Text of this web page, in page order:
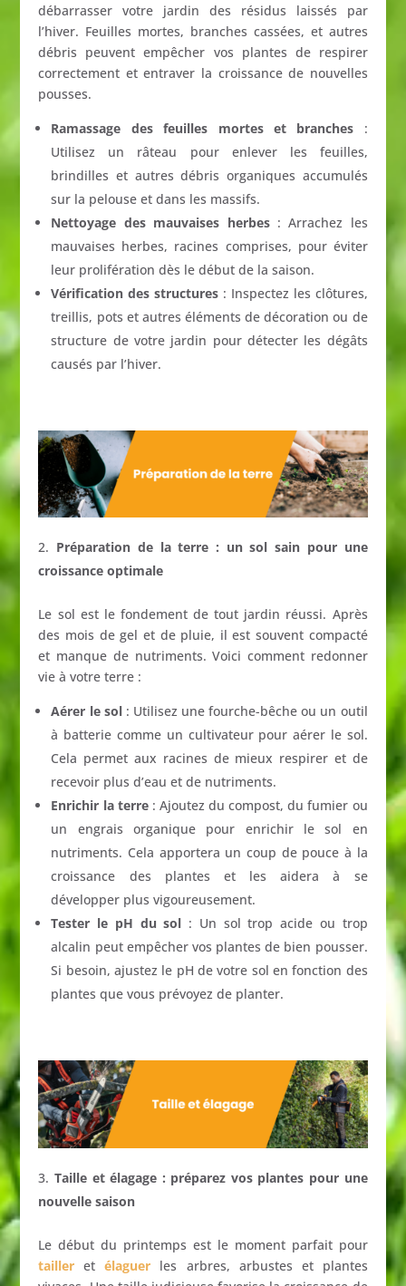
débarrasser votre jardin des résidus laissés par
l’hiver. Feuilles mortes, branches cassées, et autres
débris peuvent empêcher vos plantes de respirer
correctement et entraver la croissance de nouvelles
pousses.
Ramassage des feuilles mortes et branches :
Utilisez un râteau pour enlever les feuilles,
brindilles et autres débris organiques accumulés
sur la pelouse et dans les massifs.
Nettoyage des mauvaises herbes: Arrachez les
mauvaises herbes, racines comprises, pour éviter
leur prolifération dès le début de la saison.
Vérification des structures : Inspectez les clôtures,
treillis, pots et autres éléments de décoration ou de
structure de votre jardin pour détecter les dégâts
causés par l’hiver.
Préparation de la terre : un sol sain pour une
croissance optimale
Le sol est le fondement de tout jardin réussi. Après
des mois de gel et de pluie, il est souvent compacté
et manque de nutriments. Voici comment redonner
vie à votre terre :
Aérer le sol: Utilisez une fourche-bêche ou un outil
à batterie comme un cultivateur pour aérer le sol.
Cela permet aux racines de mieux respirer et de
recevoir plus d’eau et de nutriments.
Enrichir la terre: Ajoutez du compost, du fumier ou
un engrais organique pour enrichir le sol en
nutriments. Cela apportera un coup de pouce à la
croissance des plantes et les aidera à se
développer plus vigoureusement.
Tester le pH du sol : Un sol trop acide ou trop
alcalin peut empêcher vos plantes de bien pousser.
Si besoin, ajustez le pH de votre sol en fonction des
plantes que vous prévoyez de planter.
Taille et élagage : préparez vos plantes pour une
nouvelle saison
Le début du printemps est le moment parfait pour
tailler etélaguer les arbres, arbustes et plantes